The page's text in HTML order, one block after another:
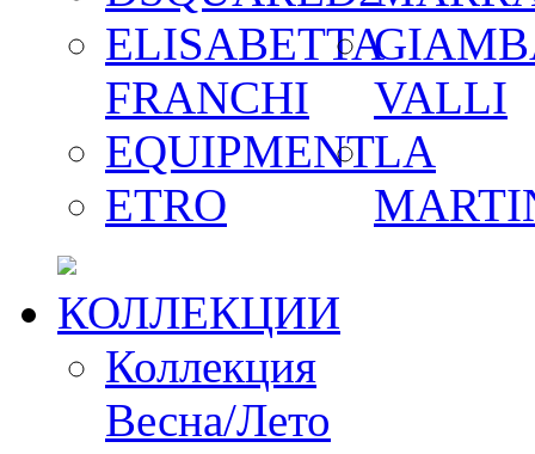
ELISABETTA
FRANCHI
EQUIPMENT
ETRO
VALLI
LA
КОЛЛЕКЦИИ
Коллекция
Весна/Лето